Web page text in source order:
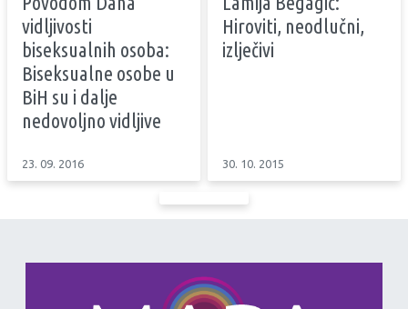
vidljivosti
biseksualnih osoba:
Biseksualne osobe u
BiH su i dalje
nedovoljno vidljive
23. 09. 2016
Hiroviti, neodlučni,
izlječivi
30. 10. 2015